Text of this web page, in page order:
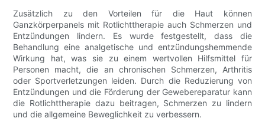
Zusätzlich zu den Vorteilen für die Haut können
Ganzkörperpanels mit Rotlichttherapie auch Schmerzen und
Entzündungen lindern. Es wurde festgestellt, dass die
Behandlung eine analgetische und entzündungshemmende
Wirkung hat, was sie zu einem wertvollen Hilfsmittel für
Personen macht, die an chronischen Schmerzen, Arthritis
oder Sportverletzungen leiden. Durch die Reduzierung von
Entzündungen und die Förderung der Gewebereparatur kann
die Rotlichttherapie dazu beitragen, Schmerzen zu lindern
und die allgemeine Beweglichkeit zu verbessern.